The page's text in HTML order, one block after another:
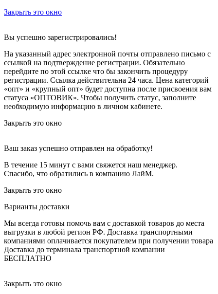
Закрыть это окно
Вы успешно зарегистрировались!
На указанный адрес электронной почты отправлено письмо с
ссылкой на подтверждение регистрации. Обязательно
перейдите по этой ссылке что бы закончить процедуру
регистрации. Ссылка действительна 24 часа. Цена категорий
«опт» и «крупный опт» будет доступна после присвоения вам
статуса «ОПТОВИК». Чтобы получить статус, заполните
необходимую информацию в личном кабинете.
Закрыть это окно
Ваш заказ успешно отправлен на обработку!
В течение 15 минут с вами свяжется наш менеджер.
Спасибо, что обратились в компанию ЛайМ.
Закрыть это окно
Варианты доставки
Мы всегда готовы помочь вам с доставкой товаров до места
выгрузки в любой регион РФ. Доставка транспортными
компаниями оплачивается покупателем при получении товара
Доставка до терминала транспортной компании
БЕСПЛАТНО
Закрыть это окно